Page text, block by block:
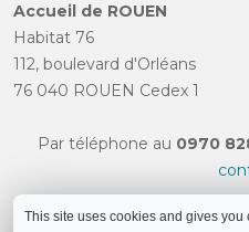
Accueil de ROUEN
Habitat 76
112, boulevard d'Orléans
76 040 ROUEN Cedex 1
Par téléphone au 0970
This site uses cookies and gives